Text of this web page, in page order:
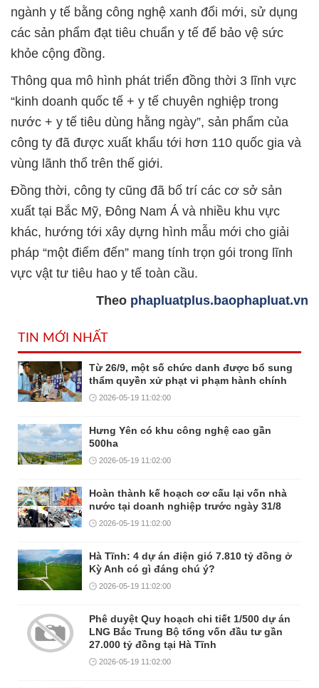
ngành y tế bằng công nghệ xanh đổi mới, sử dụng
các sản phẩm đạt tiêu chuẩn y tế để bảo vệ sức
khỏe cộng đồng.
Thông qua mô hình phát triển đồng thời 3 lĩnh vực
“kinh doanh quốc tế + y tế chuyên nghiệp trong
nước + y tế tiêu dùng hằng ngày”, sản phẩm của
công ty đã được xuất khẩu tới hơn 110 quốc gia và
vùng lãnh thổ trên thế giới.
Đồng thời, công ty cũng đã bố trí các cơ sở sản
xuất tại Bắc Mỹ, Đông Nam Á và nhiều khu vực
khác, hướng tới xây dựng hình mẫu mới cho giải
pháp “một điểm đến” mang tính trọn gói trong lĩnh
vực vật tư tiêu hao y tế toàn cầu.
Theo phapluatplus.baophapluat.vn
TIN MỚI NHẤT
Từ 26/9, một số chức danh được bổ sung
thẩm quyền xử phạt vi phạm hành chính
2026-05-19 11:02:00
Hưng Yên có khu công nghệ cao gần
500ha
2026-05-19 11:02:00
Hoàn thành kế hoạch cơ cấu lại vốn nhà
nước tại doanh nghiệp trước ngày 31/8
2026-05-19 11:02:00
Hà Tĩnh: 4 dự án điện gió 7.810 tỷ đồng ở
Kỳ Anh có gì đáng chú ý?
2026-05-19 11:02:00
Phê duyệt Quy hoạch chi tiết 1/500 dự án
LNG Bắc Trung Bộ tổng vốn đầu tư gần
27.000 tỷ đồng tại Hà Tĩnh
2026-05-19 11:02:00